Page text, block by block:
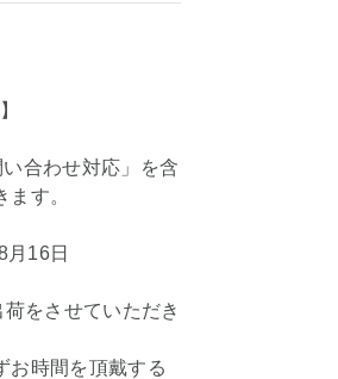
合わせ対応」を含
す。
16日
をさせていただき
お時間を頂戴する